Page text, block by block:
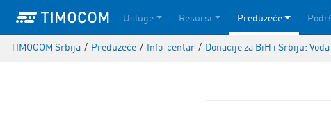
Usluge Resursi Preduzeće
TIMOCOM Srbija / Preduzeće / Info-centar / Donacije za BiH i Srbiju: